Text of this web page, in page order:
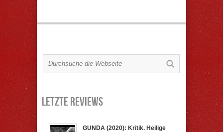
Letzte Reviews
GUNDA (2020): Kritik. Heilige